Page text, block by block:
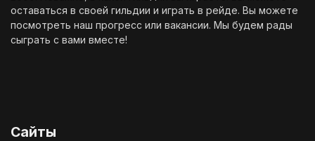
оставаться в своей гильдии и играть в рейде. Вы можете
посмотреть наш прогресс или вакансии. Мы будем рады
сыграть с вами вместе!
Сайты